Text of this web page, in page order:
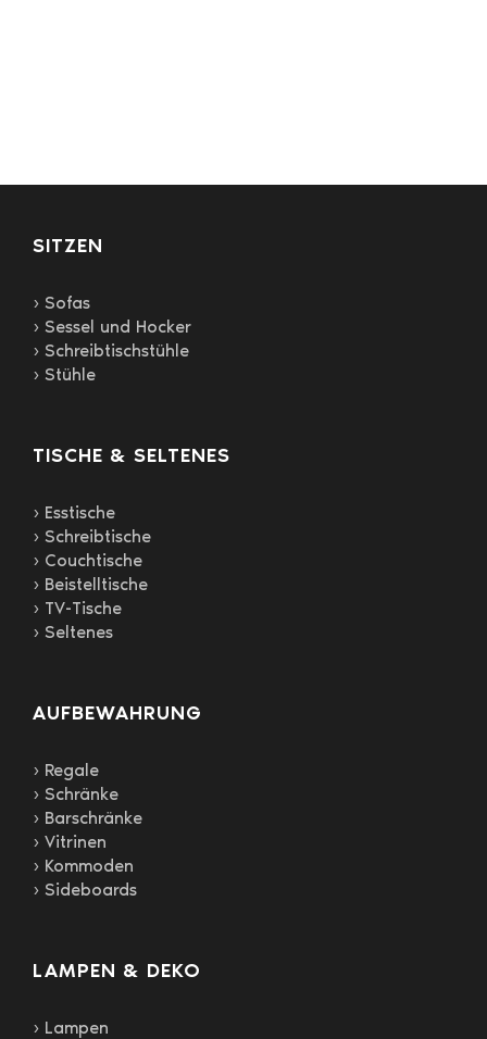
SITZEN
› Sofas
› Sessel und Hocker
› Schreibtischstühle
› Stühle
TISCHE & SELTENES
› Esstische
› Schreibtische
› Couchtische
› Beistelltische
› TV-Tische
› Seltenes
AUFBEWAHRUNG
› Regale
› Schränke
› Barschränke
› Vitrinen
› Kommoden
› Sideboards
LAMPEN & DEKO
› Lampen